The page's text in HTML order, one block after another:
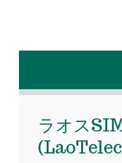
ラオス